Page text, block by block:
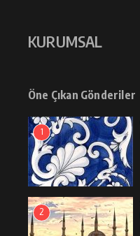
KURUMSAL
Öne Çıkan Gönderiler
1
2